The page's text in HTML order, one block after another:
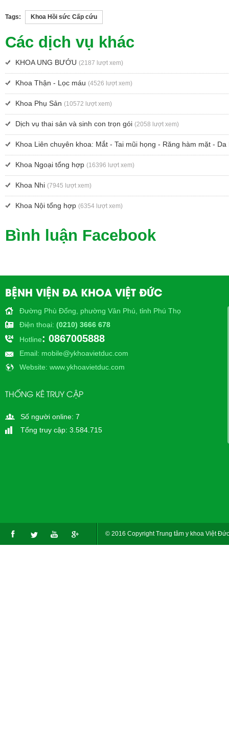
Tags: Khoa Hồi sức Cấp cứu
Các dịch vụ khác
KHOA UNG BƯỚU (2187 lượt xem)
Khoa Thận - Lọc máu (4526 lượt xem)
Khoa Phụ Sản (10572 lượt xem)
Dịch vụ thai sản và sinh con trọn gói (2058 lượt xem)
Khoa Liên chuyên khoa: Mắt - Tai mũi họng - Răng hàm mặt -
Khoa Ngoại tổng hợp (16396 lượt xem)
Khoa Nhi (7945 lượt xem)
Khoa Nội tổng hợp (6354 lượt xem)
Bình luận Facebook
BỆNH VIỆN ĐA KHOA VIỆT ĐỨC
Đường Phù Đổng, phường Vân Phú, tỉnh Phú Thọ
Điện thoại: (0210) 3666 678
Hotline: 0867005888
Email: mobile@ykhoavietduc.com
Website: www.ykhoavietduc.com
THỐNG KÊ TRUY CẬP
Số người online: 7
Tổng truy cập: 3.584.715
© 2016 Copyright Trung tâm y khoa Việt